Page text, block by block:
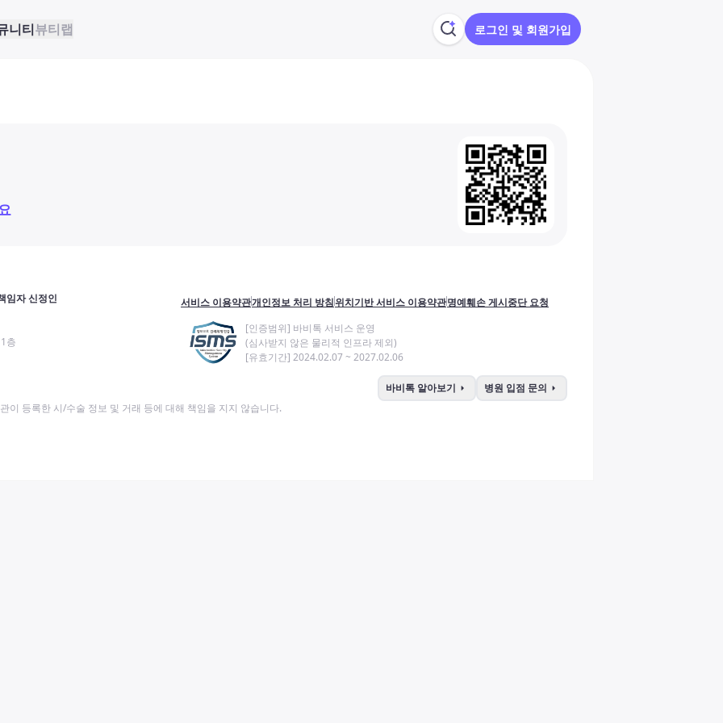
니티뷰티랩 로그인 및 회원가입
임자 신정인
층
서비스 이용약관개인정보 처리 방침위치기반 서비스 이용약관명예훼손 게시중단 요청
[인증범위] 바비톡 서비스 운영
(심사받지 않은 물리적 인프라 제외)
[유효기간] 2024.02.07 ~ 2027.02.06
바비톡 알아보기 arrow_right 병원 입점 문의 arrow_right
이 등록한 시/수술 정보 및 거래 등에 대해 책임을 지지 않습니다.